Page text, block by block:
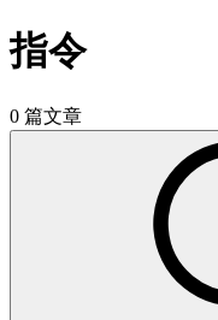
指令
0 篇文章